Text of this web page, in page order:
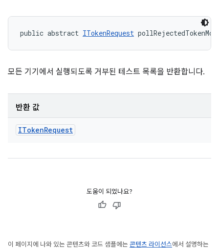
public abstract ITokenRequest
모든 기기에서 실행되도록 거부된 테스트 목록을 반환합니다.
반환 값
ITokenRequest
도움이 되었나요?
이 페이지에 나와 있는 콘텐츠와 코드 샘플에는 콘텐츠 라이선스에서 설명하는